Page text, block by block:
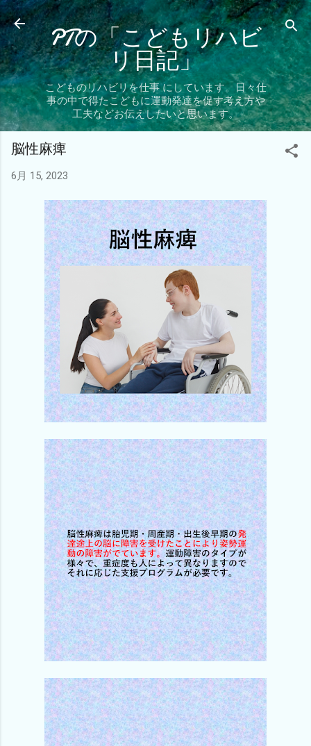
スキップしてメイン コンテンツに移動
PTの「こどもリハビ
リ日記」
こどものリハビリを仕事 にしています。日々仕
事の中で得たこどもに運動発達を促す考え方や
工夫などお伝えしたいと思います。
脳性麻痺
6月 15, 2023